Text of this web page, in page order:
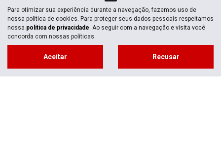
PRIVACIDADE
Honda Ecosul Morretes | Ecosul Motos
Para otimizar sua experiência durante a navegação, fazemos uso de
nossa política de cookies. Para proteger seus dados pessoais respeitamos
nossa política de privacidade. Ao seguir com a navegação e visita você
concorda com nossas políticas.
Aceitar Recusar